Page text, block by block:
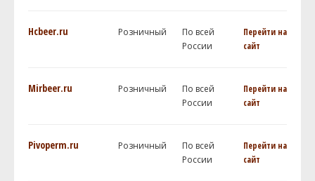
Hcbeer.ru Розничный
По всей
России
Перейти на
сайт
Mirbeer.ru Розничный
По всей
России
Перейти на
сайт
Pivoperm.ru Розничный
По всей
России
Перейти на
сайт